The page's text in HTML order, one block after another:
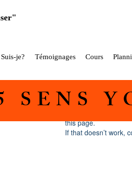
je? Témoignages Cours
Widget Didn’t Load
this page.
If that doesn’t work,
SENS